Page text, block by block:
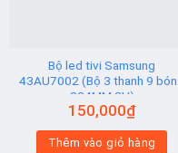
Bộ led tivi Samsung
43AU7002 (Bộ 3 thanh 9 bóng
824MM 3V)
150,000₫
Thêm vào giỏ hàng